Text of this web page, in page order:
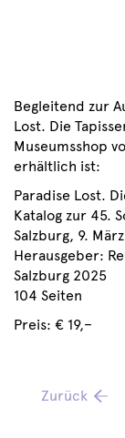
Begleitend zur
Lost. Die
Museumsshop
erhältlich ist:
Paradise Lost.
Katalog zur 45.
Salzburg, 9.
Herausgeber:
Salzburg 2025
104 Seiten
Preis: € 19,–
Zurück